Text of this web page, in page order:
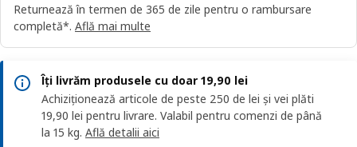
Returnează în termen de 365 de zile pentru o rambursare
completă*. Află mai multe
Îți livrăm produsele cu doar 19,90 lei
Achiziționează articole de peste 250 de lei și vei plăti
19,90 lei pentru livrare. Valabil pentru comenzi de până
la 15 kg. Află detalii aici